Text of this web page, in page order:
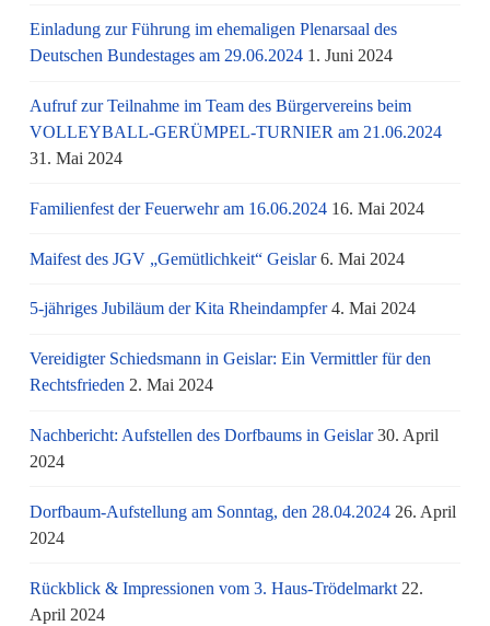
Einladung zur Führung im ehemaligen Plenarsaal des
Deutschen Bundestages am 29.06.2024 1. Juni 2024
Aufruf zur Teilnahme im Team des Bürgervereins beim
VOLLEYBALL-GERÜMPEL-TURNIER am 21.06.2024
31. Mai 2024
Familienfest der Feuerwehr am 16.06.2024 16. Mai 2024
Maifest des JGV „Gemütlichkeit“ Geislar 6. Mai 2024
5-jähriges Jubiläum der Kita Rheindampfer 4. Mai 2024
Vereidigter Schiedsmann in Geislar: Ein Vermittler für den
Rechtsfrieden 2. Mai 2024
Nachbericht: Aufstellen des Dorfbaums in Geislar 30. April
2024
Dorfbaum-Aufstellung am Sonntag, den 28.04.2024 26. April
2024
Rückblick & Impressionen vom 3. Haus-Trödelmarkt 22.
April 2024